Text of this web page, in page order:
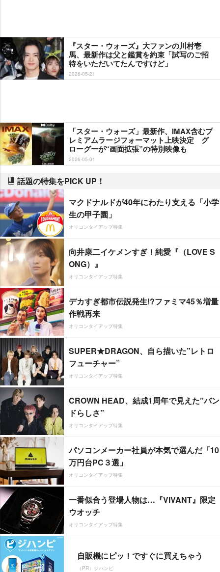
『スター・ウォーズ』大ファンの川村壱
馬、最新作は父と鑑賞を約束「試写のご招
待をいただいてたんですけど」
2026-05-21
「スター・ウォーズ」最新作、IMAX含むプ
レミアムラージフォーマット上映決定 グ
ローグーが“画面拡張”の特別映像も
2026-05-01
話題の特集をPICK UP！
マクドナルドが40年にわたり支える「小学
生の甲子園」
オリコンタイアップ特集
向井康二イケメンすぎ！純愛『（LOVE S
ONG）』
オリコンタイアップ特集
デカすぎ都市伝説発生!?ファミマ45％増量
作戦再来
オリコンタイアップ特集
SUPER★DRAGON、自ら描いた”レトロ
フューチャー”
オリコンタイアップ特集
CROWN HEAD、結成1周年で見えた”バン
ドらしさ”
オリコンタイアップ特集
パソコンメーカー社員が本気で選んだ「10
万円台PC３選」
オリコンタイアップ特集
一番似合う登場人物は…『VIVANT』限定
ウオッチ
オリコンタイアップ特集
自販機にピッ！ですぐに買えちゃう
（PR）ジハンピ